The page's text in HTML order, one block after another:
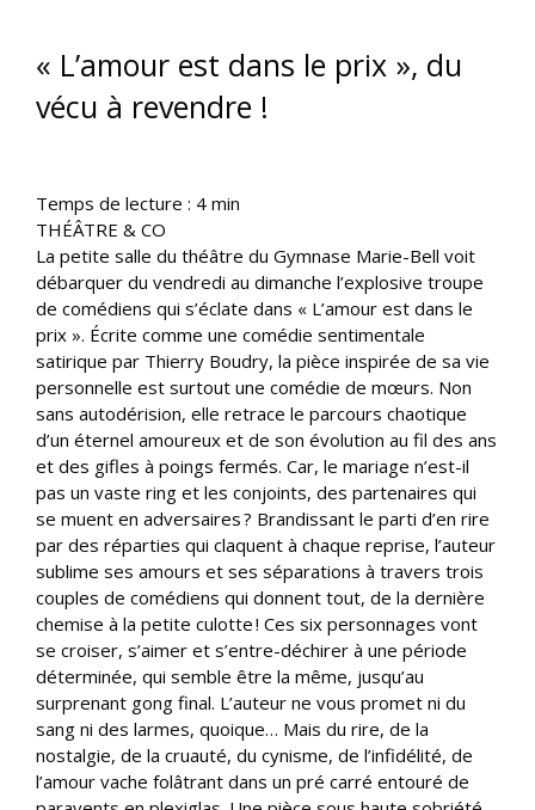
« L’amour est dans le prix », du
vécu à revendre !
Temps de lecture : 4 min
THÉÂTRE & CO
La petite salle du théâtre du Gymnase Marie-Bell voit
débarquer du vendredi au dimanche l’explosive troupe
de comédiens qui s’éclate dans « L’amour est dans le
prix ». Écrite comme une comédie sentimentale
satirique par Thierry Boudry, la pièce inspirée de sa vie
personnelle est surtout une comédie de mœurs. Non
sans autodérision, elle retrace le parcours chaotique
d’un éternel amoureux et de son évolution au fil des ans
et des gifles à poings fermés. Car, le mariage n’est-il
pas un vaste ring et les conjoints, des partenaires qui
se muent en adversaires ? Brandissant le parti d’en rire
par des réparties qui claquent à chaque reprise, l’auteur
sublime ses amours et ses séparations à travers trois
couples de comédiens qui donnent tout, de la dernière
chemise à la petite culotte ! Ces six personnages vont
se croiser, s’aimer et s’entre-déchirer à une période
déterminée, qui semble être la même, jusqu’au
surprenant gong final. L’auteur ne vous promet ni du
sang ni des larmes, quoique… Mais du rire, de la
nostalgie, de la cruauté, du cynisme, de l’infidélité, de
l’amour vache folâtrant dans un pré carré entouré de